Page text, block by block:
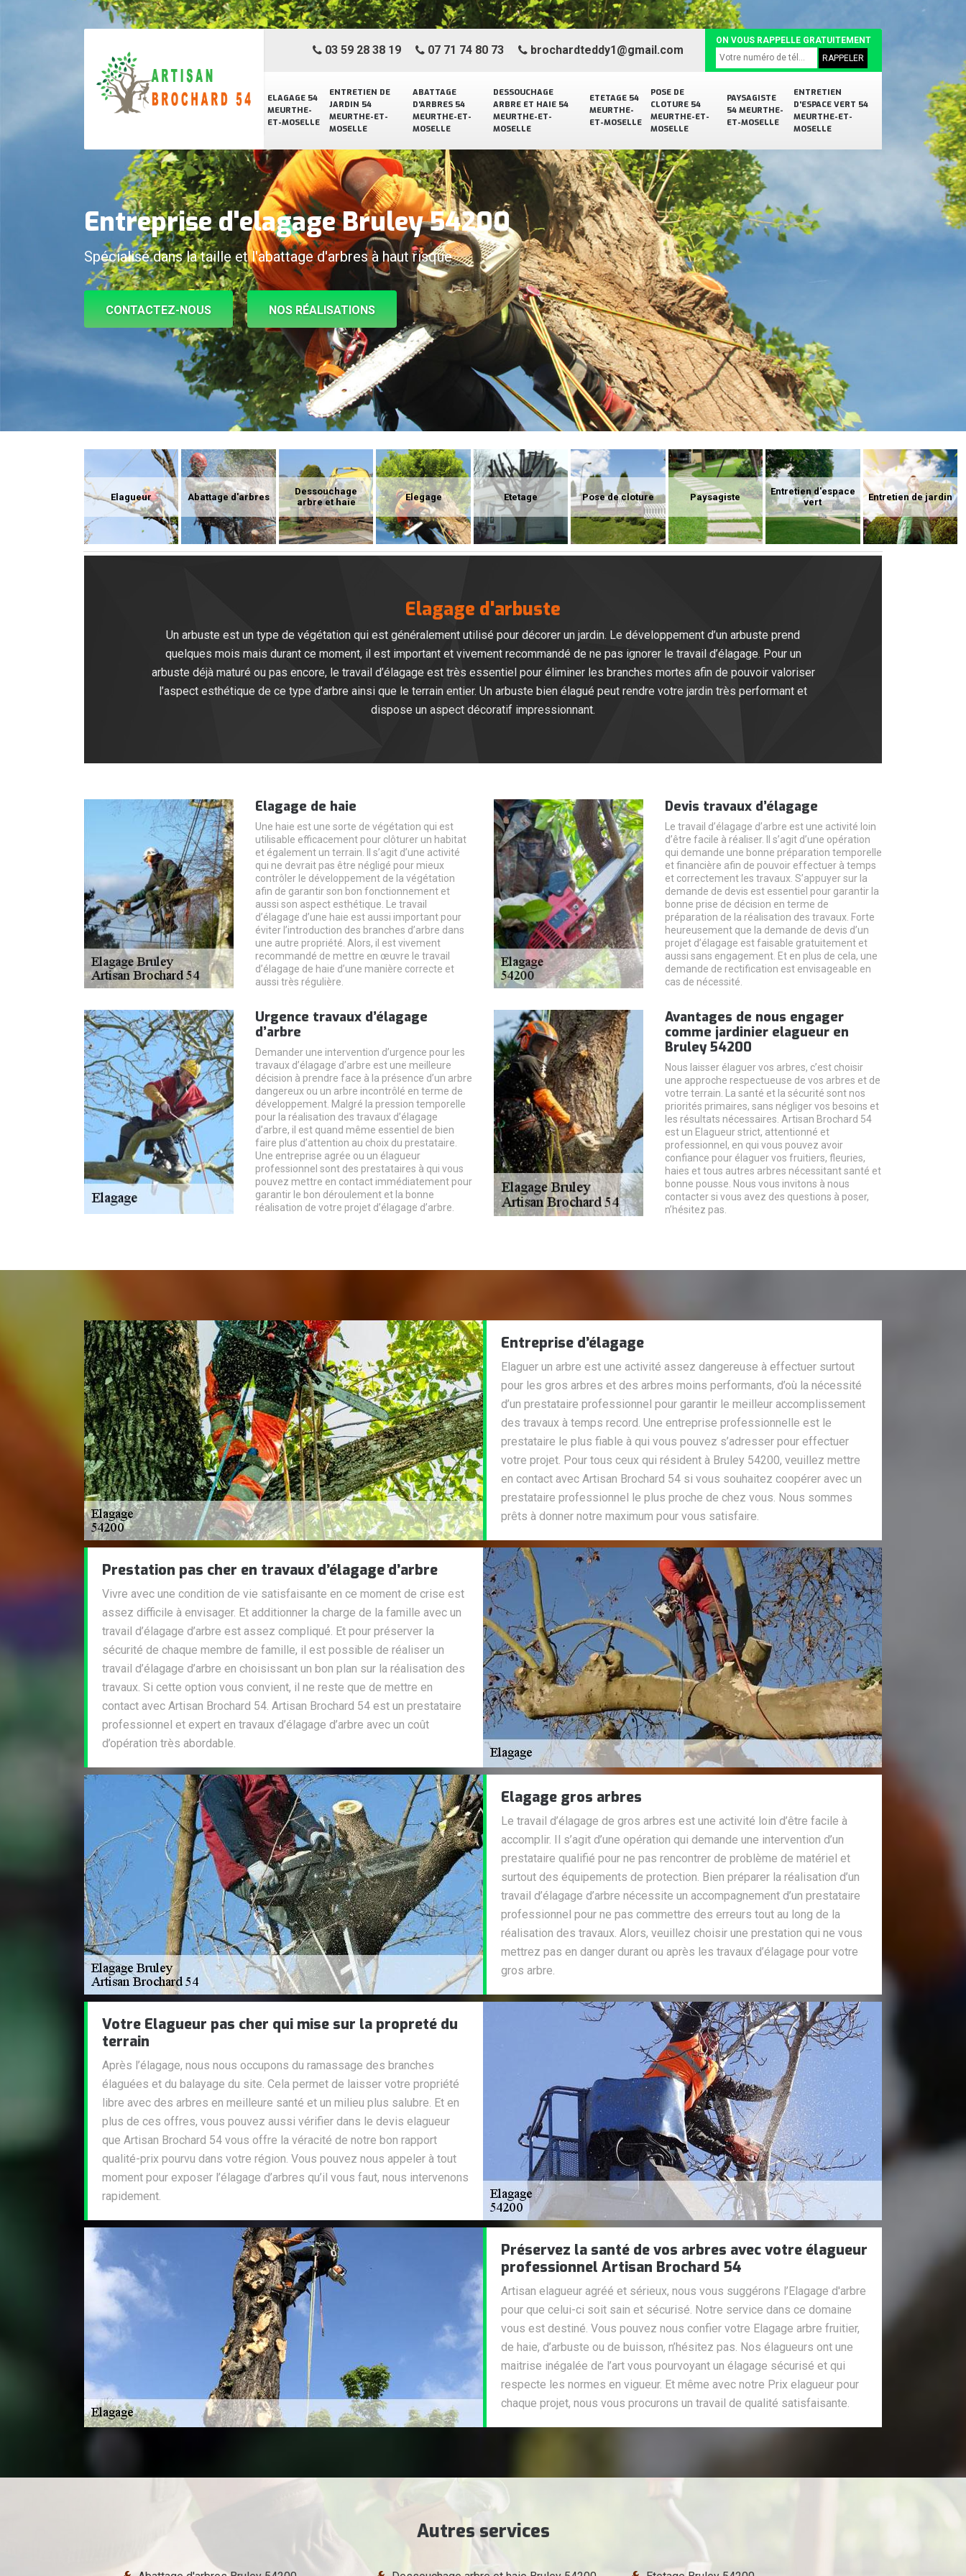
ELAGAGE 54
MEURTHE-
ET-MOSELLE
ENTRETIEN DE
JARDIN 54
MEURTHE-ET-
MOSELLE
ABATTAGE
D'ARBRES 54
MEURTHE-ET-
MOSELLE
DESSOUCHAGE
ARBRE ET HAIE 54
MEURTHE-ET-
MOSELLE
ETETAGE 54
MEURTHE-
ET-MOSELLE
POSE DE
CLOTURE 54
MEURTHE-ET-
MOSELLE
PAYSAGISTE
54 MEURTHE-
ET-MOSELLE
ENTRETIEN
D'ESPACE VERT 54
MEURTHE-ET-
MOSELLE
03 59 28 38 19 07 71 74 80 73 brochardteddy1@gmail.com
ON VOUS RAPPELLE GRATUITEMENT
Entreprise d'elagage Bruley 54200
Spécialisé dans la taille et l'abattage d'arbres à haut risque
CONTACTEZ-NOUS NOS RÉALISATIONS
Elagueur Abattage d'arbres
Dessouchage
arbre et haie
Elegage Etetage Pose de cloture Paysagiste
Entretien d'espace
vert
Entretien de jardin
Elagage d'arbuste
Un arbuste est un type de végétation qui est généralement utilisé pour décorer un jardin. Le développement d’un arbuste prend
quelques mois mais durant ce moment, il est important et vivement recommandé de ne pas ignorer le travail d’élagage. Pour un
arbuste déjà maturé ou pas encore, le travail d’élagage est très essentiel pour éliminer les branches mortes afin de pouvoir valoriser
l’aspect esthétique de ce type d’arbre ainsi que le terrain entier. Un arbuste bien élagué peut rendre votre jardin très performant et
dispose un aspect décoratif impressionnant.
Elagage de haie
Une haie est une sorte de végétation qui est
utilisable efficacement pour clôturer un habitat
et également un terrain. Il s’agit d’une activité
qui ne devrait pas être négligé pour mieux
contrôler le développement de la végétation
afin de garantir son bon fonctionnement et
aussi son aspect esthétique. Le travail
d’élagage d’une haie est aussi important pour
éviter l’introduction des branches d’arbre dans
une autre propriété. Alors, il est vivement
recommandé de mettre en œuvre le travail
d’élagage de haie d’une manière correcte et
aussi très régulière.
Devis travaux d’élagage
Le travail d’élagage d’arbre est une activité loin
d’être facile à réaliser. Il s’agit d’une opération
qui demande une bonne préparation temporelle
et financière afin de pouvoir effectuer à temps
et correctement les travaux. S’appuyer sur la
demande de devis est essentiel pour garantir la
bonne prise de décision en terme de
préparation de la réalisation des travaux. Forte
heureusement que la demande de devis d’un
projet d’élagage est faisable gratuitement et
aussi sans engagement. Et en plus de cela, une
demande de rectification est envisageable en
cas de nécessité.
Urgence travaux d’élagage
d’arbre
Demander une intervention d’urgence pour les
travaux d’élagage d’arbre est une meilleure
décision à prendre face à la présence d’un arbre
dangereux ou un arbre incontrôlé en terme de
développement. Malgré la pression temporelle
pour la réalisation des travaux d’élagage
d’arbre, il est quand même essentiel de bien
faire plus d’attention au choix du prestataire.
Une entreprise agrée ou un élagueur
professionnel sont des prestataires à qui vous
pouvez mettre en contact immédiatement pour
garantir le bon déroulement et la bonne
réalisation de votre projet d’élagage d’arbre.
Avantages de nous engager
comme jardinier elagueur en
Bruley 54200
Nous laisser élaguer vos arbres, c’est choisir
une approche respectueuse de vos arbres et de
votre terrain. La santé et la sécurité sont nos
priorités primaires, sans négliger vos besoins et
les résultats nécessaires. Artisan Brochard 54
est un Elagueur strict, attentionné et
professionnel, en qui vous pouvez avoir
confiance pour élaguer vos fruitiers, fleuries,
haies et tous autres arbres nécessitant santé et
bonne pousse. Nous vous invitons à nous
contacter si vous avez des questions à poser,
n’hésitez pas.
Entreprise d’élagage
Elaguer un arbre est une activité assez dangereuse à effectuer surtout
pour les gros arbres et des arbres moins performants, d’où la nécessité
d’un prestataire professionnel pour garantir le meilleur accomplissement
des travaux à temps record. Une entreprise professionnelle est le
prestataire le plus fiable à qui vous pouvez s’adresser pour effectuer
votre projet. Pour tous ceux qui résident à Bruley 54200, veuillez mettre
en contact avec Artisan Brochard 54 si vous souhaitez coopérer avec un
prestataire professionnel le plus proche de chez vous. Nous sommes
prêts à donner notre maximum pour vous satisfaire.
Prestation pas cher en travaux d’élagage d’arbre
Vivre avec une condition de vie satisfaisante en ce moment de crise est
assez difficile à envisager. Et additionner la charge de la famille avec un
travail d’élagage d’arbre est assez compliqué. Et pour préserver la
sécurité de chaque membre de famille, il est possible de réaliser un
travail d’élagage d’arbre en choisissant un bon plan sur la réalisation des
travaux. Si cette option vous convient, il ne reste que de mettre en
contact avec Artisan Brochard 54. Artisan Brochard 54 est un prestataire
professionnel et expert en travaux d’élagage d’arbre avec un coût
d’opération très abordable.
Elagage gros arbres
Le travail d’élagage de gros arbres est une activité loin d’être facile à
accomplir. Il s’agit d’une opération qui demande une intervention d’un
prestataire qualifié pour ne pas rencontrer de problème de matériel et
surtout des équipements de protection. Bien préparer la réalisation d’un
travail d’élagage d’arbre nécessite un accompagnement d’un prestataire
professionnel pour ne pas commettre des erreurs tout au long de la
réalisation des travaux. Alors, veuillez choisir une prestation qui ne vous
mettrez pas en danger durant ou après les travaux d’élagage pour votre
gros arbre.
Votre Elagueur pas cher qui mise sur la propreté du
terrain
Après l’élagage, nous nous occupons du ramassage des branches
élaguées et du balayage du site. Cela permet de laisser votre propriété
libre avec des arbres en meilleure santé et un milieu plus salubre. Et en
plus de ces offres, vous pouvez aussi vérifier dans le devis elagueur
que Artisan Brochard 54 vous offre la véracité de notre bon rapport
qualité-prix pourvu dans votre région. Vous pouvez nous appeler à tout
moment pour exposer l’élagage d’arbres qu’il vous faut, nous intervenons
rapidement.
Préservez la santé de vos arbres avec votre élagueur
professionnel Artisan Brochard 54
Artisan elagueur agréé et sérieux, nous vous suggérons l’Elagage d'arbre
pour que celui-ci soit sain et sécurisé. Notre service dans ce domaine
vous est destiné. Vous pouvez nous confier votre Elagage arbre fruitier,
de haie, d’arbuste ou de buisson, n’hésitez pas. Nos élagueurs ont une
maitrise inégalée de l’art vous pourvoyant un élagage sécurisé et qui
respecte les normes en vigueur. Et même avec notre Prix elagueur pour
chaque projet, nous vous procurons un travail de qualité satisfaisante.
Autres services